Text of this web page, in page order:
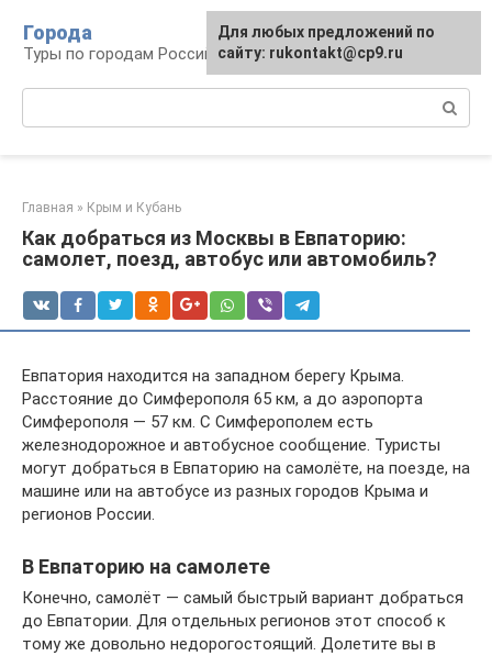
контенту
Города
Туры по городам Российской Федерации
Главная » Крым и Кубань
Как добраться из Москвы в Евпаторию:
самолет, поезд, автобус или автомобиль?
Евпатория находится на западном берегу Крыма.
Расстояние до Симферополя 65 км, а до аэропорта
Симферополя — 57 км. С Симферополем есть
железнодорожное и автобусное сообщение. Туристы
могут добраться в Евпаторию на самолёте, на поезде, на
машине или на автобусе из разных городов Крыма и
регионов России.
В Евпаторию на самолете
Конечно, самолёт — самый быстрый вариант добраться
до Евпатории. Для отдельных регионов этот способ к
тому же довольно недорогостоящий. Долетите вы в
Для любых предложений по
сайту: rukontakt@cp9.ru